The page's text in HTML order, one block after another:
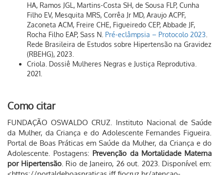
HA, Ramos JGL, Martins-Costa SH, de Sousa FLP, Cunha
Filho EV, Mesquita MRS, Corrêa Jr MD, Araujo ACPF,
Zaconeta ACM, Freire CHE, Figueiredo CEP, Abbade JF,
Rocha Filho EAP, Sass N. Pré-eclâmpsia – Protocolo 2023
Rede Brasileira de Estudos sobre Hipertensão na Gravidez
(RBEHG), 2023.
Criola. Dossiê Mulheres Negras e Justiça Reprodutiva.
2021.
Como citar
FUNDAÇÃO OSWALDO CRUZ. Instituto Nacional de Saúde
da Mulher, da Criança e do Adolescente Fernandes Figueira.
Portal de Boas Práticas em Saúde da Mulher, da Criança e do
Adolescente. Postagens: Prevenção da Mortalidade Materna
por Hipertensão. Rio de Janeiro, 26 out. 2023. Disponível em: